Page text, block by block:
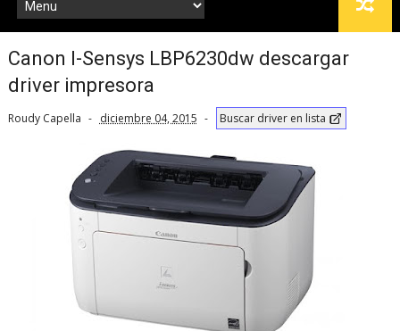
Canon I-Sensys LBP6230dw descargar
driver impresora
Roudy Capella diciembre 04, 2015 Buscar driver en lista